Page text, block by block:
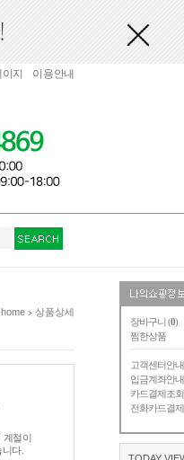
장바구니 (0)
찜한상품
고객센터안내
입금계좌안내
카드결제조회
전화카드결제
지 이용안내
위치
home > 상품상세
계절이
다.